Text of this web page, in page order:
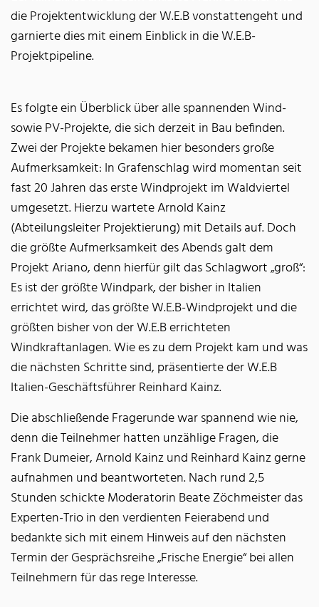
die Projektentwicklung der W.E.B vonstattengeht und
garnierte dies mit einem Einblick in die W.E.B-
Projektpipeline.
Es folgte ein Überblick über alle spannenden Wind-
sowie PV-Projekte, die sich derzeit in Bau befinden.
Zwei der Projekte bekamen hier besonders große
Aufmerksamkeit: In Grafenschlag wird momentan seit
fast 20 Jahren das erste Windprojekt im Waldviertel
umgesetzt. Hierzu wartete Arnold Kainz
(Abteilungsleiter Projektierung) mit Details auf. Doch
die größte Aufmerksamkeit des Abends galt dem
Projekt Ariano, denn hierfür gilt das Schlagwort „groß“:
Es ist der größte Windpark, der bisher in Italien
errichtet wird, das größte W.E.B-Windprojekt und die
größten bisher von der W.E.B errichteten
Windkraftanlagen. Wie es zu dem Projekt kam und was
die nächsten Schritte sind, präsentierte der W.E.B
Italien-Geschäftsführer Reinhard Kainz.
Die abschließende Fragerunde war spannend wie nie,
denn die Teilnehmer hatten unzählige Fragen, die
Frank Dumeier, Arnold Kainz und Reinhard Kainz gerne
aufnahmen und beantworteten. Nach rund 2,5
Stunden schickte Moderatorin Beate Zöchmeister das
Experten-Trio in den verdienten Feierabend und
bedankte sich mit einem Hinweis auf den nächsten
Termin der Gesprächsreihe „Frische Energie“ bei allen
Teilnehmern für das rege Interesse.